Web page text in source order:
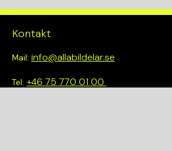
Kontakt
Mail: info@allabildelar.se
Tel: +46 75 770 01 00